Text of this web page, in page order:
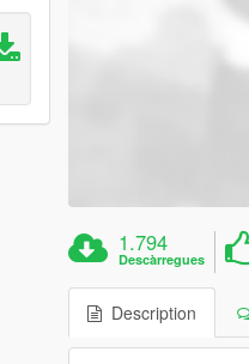
1.794
Descàrregues
Description